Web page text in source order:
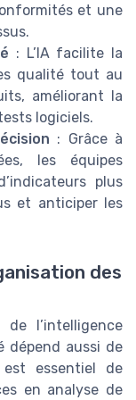
et une
: L’IA facilite la
qualité tout au
améliorant la
logiciels.
: Grâce à
les équipes
plus
et anticiper les
des
l’intelligence
dépend aussi de
est essentiel de
en analyse de